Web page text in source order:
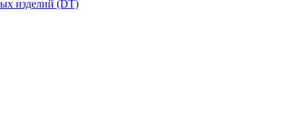
изделий (DT)